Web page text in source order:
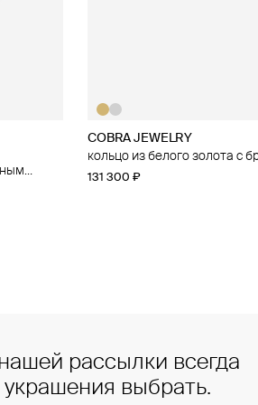
COBRA JEWELRY
кольцо из белого золота с
131 300 ₽
35.02
кольцо из белого золота с
123 100 ₽
рассылки всегда
украшения выбрать.